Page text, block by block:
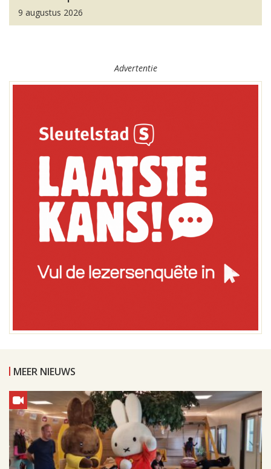
9 augustus 2026
Advertentie
MEER NIEUWS